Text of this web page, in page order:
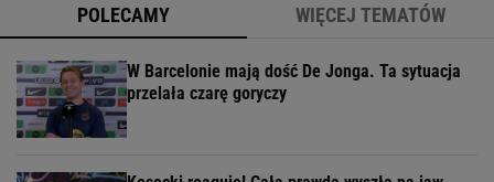
POLECAMY WIĘCEJ TEMATÓW
W Barcelonie mają dość De Jonga. Ta sytuacja
przelała czarę goryczy